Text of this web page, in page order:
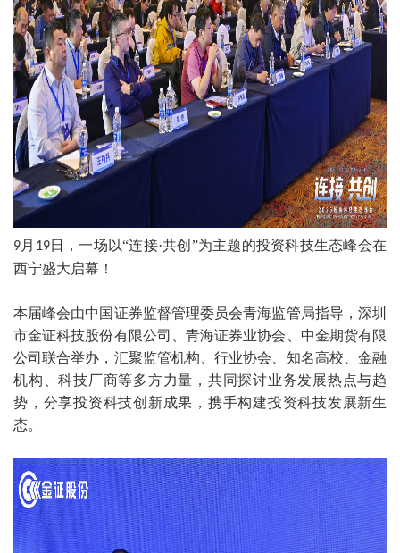
9月 19日，一场以“连接·共创”为主题的投资科技生态峰会在
西宁盛大启幕！
本届峰会由中国证券监督管理委员会青海监管局指导，深圳
市金证科技股份有限公司、青海证券业协会、中金期货有限
公司联合举办，汇聚监管机构、行业协会、知名高校、金融
机构、科技厂商等多方力量，共同探讨业务发展热点与趋
势，分享投资科技创新成果，携手构建投资科技发展新生
态。